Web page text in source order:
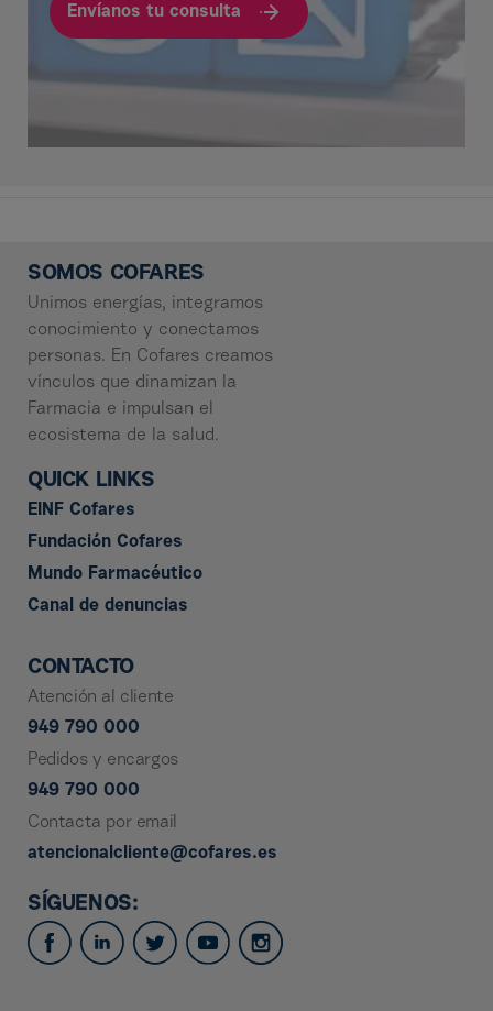
Envíanos tu consulta
SOMOS COFARES
Unimos energías, integramos
conocimiento y conectamos
personas. En Cofares creamos
vínculos que dinamizan la
Farmacia e impulsan el
ecosistema de la salud.
QUICK LINKS
EINF Cofares
Fundación Cofares
Mundo Farmacéutico
Canal de denuncias
CONTACTO
Atención al cliente
949 790 000
Pedidos y encargos
949 790 000
Contacta por email
atencionalcliente@cofares.es
SÍGUENOS: